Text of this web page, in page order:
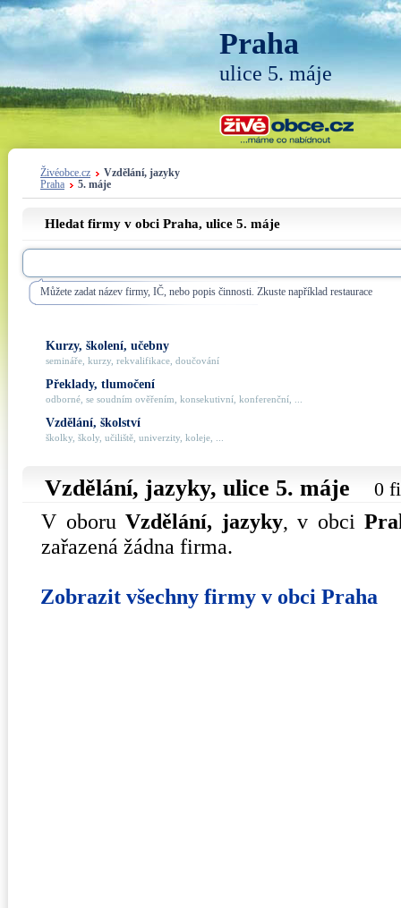
Praha
ulice 5. máje
Živéobce.cz
Vzdělání, jazyky
Praha
5. máje
Hledat firmy v obci Praha, ulice 5. máje
Můžete zadat název firmy, IČ, nebo popis činnosti. Zkuste například restaurace
Kurzy, školení, učebny
semináře, kurzy, rekvalifikace, doučování
Překlady, tlumočení
odborné, se soudním ověřením, konsekutivní, konferenční, ...
Vzdělání, školství
školky, školy, učiliště, univerzity, koleje, ...
Vzdělání, jazyky, ulice 5. máje 0
V oboruVzdělání, jazyky, v obci
zařazená žádna firma.
Zobrazit všechny firmy v obci Praha